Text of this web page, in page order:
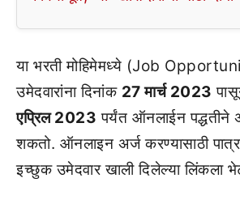
या भरती मोहिमेमध्ये (Job
उमेदवारांना दिनांक 27 मार्च 2023
एप्रिल 2023 पर्यंत ऑनलाईन
शकतो. ऑनलाइन अर्ज करण्यासाठी
इच्छुक उमेदवार खाली दिलेल्या लिंकला